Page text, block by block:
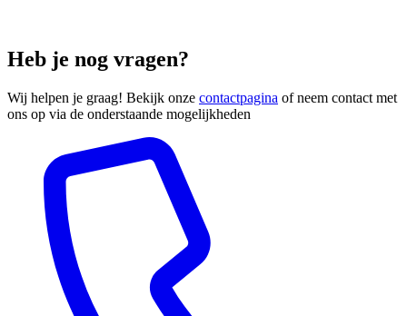
Heb je nog vragen?
Wij helpen je graag! Bekijk onze contactpagina of neem contact met
ons op via de onderstaande mogelijkheden